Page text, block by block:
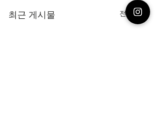
최근 게시물 전체 보기